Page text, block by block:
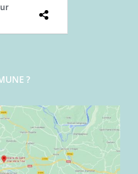
?